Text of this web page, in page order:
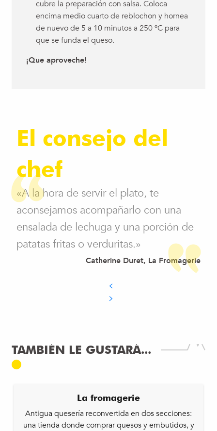
cubre la preparación con salsa. Coloca
encima medio cuarto de reblochon y hornea
de nuevo de 5 a 10 minutos a 250 ºC para
que se funda el queso.
¡Que aproveche!
El consejo del
chef
«A la hora de servir el plato, te
aconsejamos acompañarlo con una
ensalada de lechuga y una porción de
patatas fritas o verduritas.»
Catherine Duret, La Fromagerie
TAMBIÉN LE GUSTARÁ...
La fromagerie
Antigua quesería reconvertida en dos secciones:
una tienda donde comprar quesos y embutidos, y